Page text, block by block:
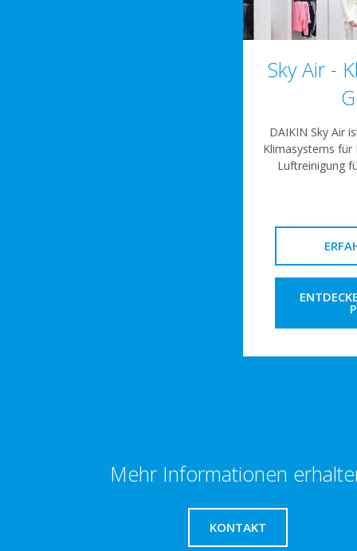
Sky Air -
DAIKIN Sky Air
Klimasystems für
Luftreinigung
Mehr Informationen
KONTAKT